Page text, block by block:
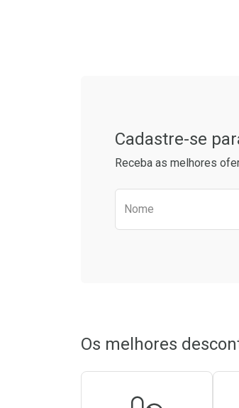
Cadastre-se
Receba as melhores
Preencha o
Nome
Os melhores